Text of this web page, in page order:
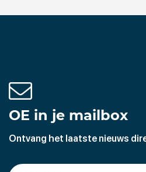
OE in je mailbox
Ontvang het laatste nieuws